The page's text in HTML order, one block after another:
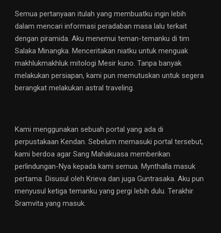
Semua pertanyaan itulah yang membuatku ingin lebih
dalam mencari informasi peradaban masa lalu terkait
dengan piramida. Aku menemui teman-temanku di tim
Salaka Minangka. Menceritakan niatku untuk menguak
makhlukmakhluk mitologi Mesir kuno. Tanpa banyak
melakukan persiapan, kami pun memutuskan untuk segera
berangkat melakukan astral traveling.
Kami menggunakan sebuah portal yang ada di
perpustakaan Kendan. Sebelum memasuki portal tersebut,
kami berdoa agar Sang Mahakuasa memberikan
perlindungan-Nya kepada kami semua. Mynthalla masuk
pertama. Disusul oleh Krieva dan juga Guntrasaka. Aku pun
menyusul ketiga temanku yang pergi lebih dulu. Terakhir
Sramvita yang masuk.